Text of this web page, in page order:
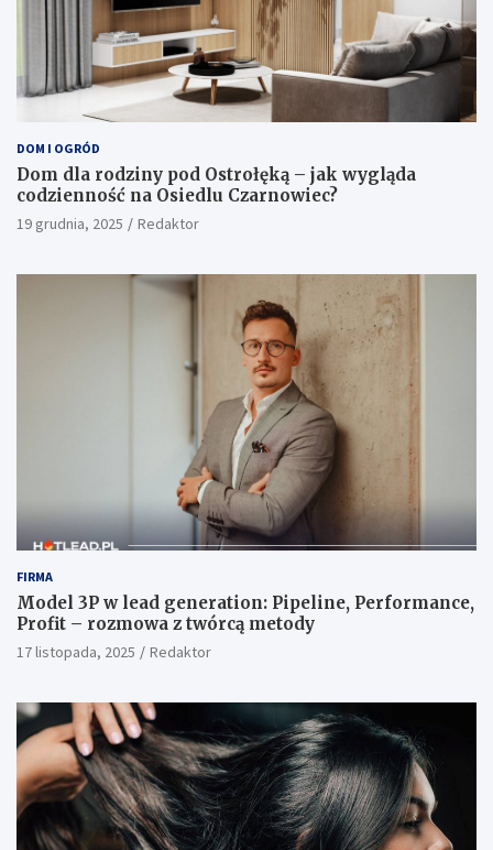
DOM I OGRÓD
Dom dla rodziny pod Ostrołęką – jak wygląda
codzienność na Osiedlu Czarnowiec?
19 grudnia, 2025 Redaktor
FIRMA
Model 3P w lead generation: Pipeline, Performance,
Profit – rozmowa z twórcą metody
17 listopada, 2025 Redaktor